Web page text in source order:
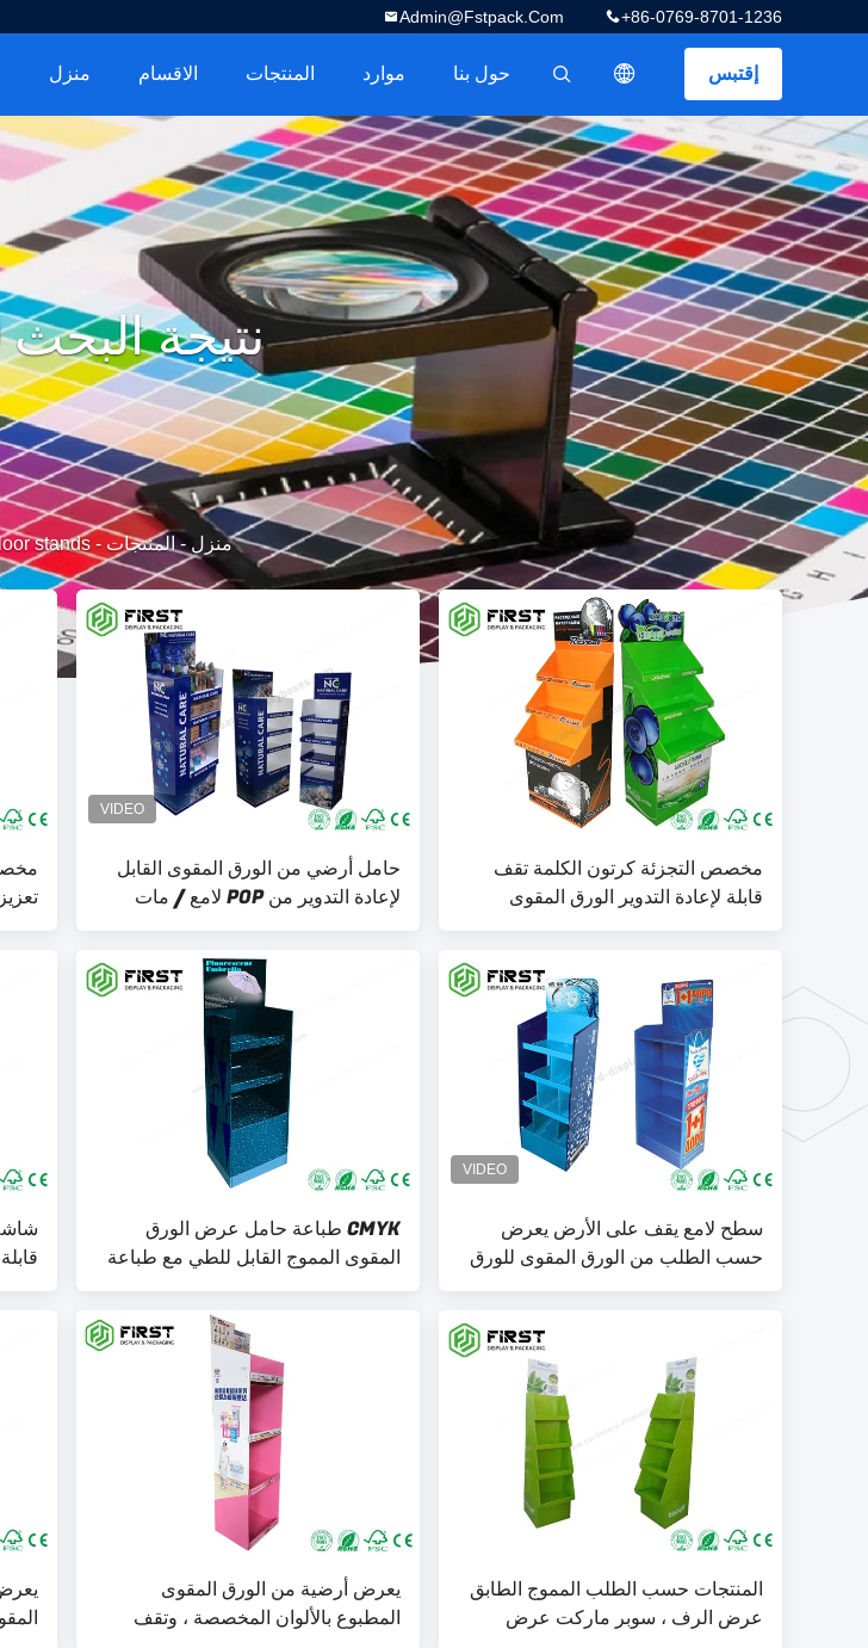
+86-0769-8701-1236
Admin@fstpack.com
إقتبس
描述
منزل الاقسام المنتجات موارد حول بنا
نتيجة البحث
منزل -المنتجات -
stands
حامل أرضي من الورق المقوى القابل
لإعادة التدوير من POP لامع / مات
التصفيح طباعة CMYK المخصصة
مخصص التجزئة كرتون الكلمة تقف
قابلة لإعادة التدوير الورق المقوى
المموج عرض الكلمة
CMYK طباعة حامل عرض الورق
المقوى المموج القابل للطي مع طباعة
ملونة مخصصة
سطح لامع يقف على الأرض يعرض
حسب الطلب من الورق المقوى للورق
المقوى من POP
يعرض أرضية من الورق المقوى
المطبوع بالألوان المخصصة ، وتقف
المنتجات حسب الطلب المموج الطابق
عرض الرف ، سوبر ماركت عرض